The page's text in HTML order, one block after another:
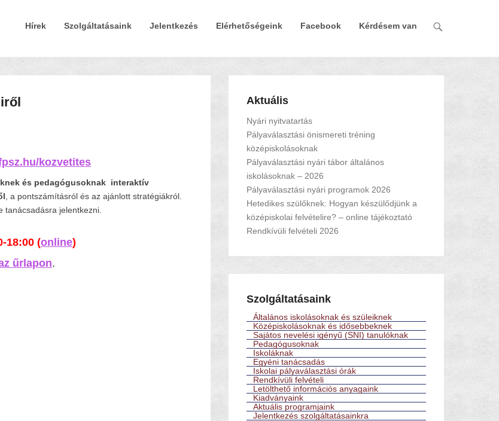
Elsődleges Menü
Tovább a tartalomra
Hírek Szolgáltatásaink Jelentkezés Elérhetőségeink Facebook Kérdésem van
kozvetites
és pedagógusoknak interaktív
, a pontszámításról és az ajánlott stratégiákról.
tanácsadásra jelentkezni.
18:00 (online)
űrlapon.
Aktuális
Nyári nyitvatartás
Pályaválasztási önismereti tréning
középiskolásoknak
Pályaválasztási nyári tábor általános
iskolásoknak – 2026
Pályaválasztási nyári programok 2026
Hetedikes szülőknek: Hogyan készülődjünk a
középiskolai felvételire? – online tájékoztató
Rendkívüli felvételi 2026
Szolgáltatásaink
Általános iskolásoknak és szüleiknek
Középiskolásoknak és idősebbeknek
Sajátos nevelési igényű (SNI) tanulóknak
Pedagógusoknak
Iskoláknak
Egyéni tanácsadás
Iskolai pályaválasztási órák
Rendkívüli felvételi
Letölthető információs anyagaink
Kiadványaink
Aktuális programjaink
Jelentkezés szolgáltatásainkra